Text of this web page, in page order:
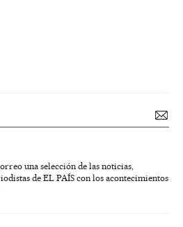
una selección de las noticias,
de EL PAÍS con los acontecimientos